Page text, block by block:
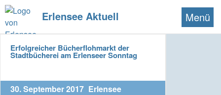
Erlensee Aktuell Menü
Erfolgreicher Bücherflohmarkt der
Stadtbücherei am Erlenseer Sonntag
30. September 2017 Erlensee